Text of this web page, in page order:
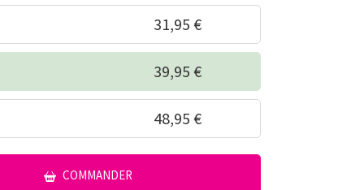
31,95 €
39,95 €
48,95 €
COMMANDER